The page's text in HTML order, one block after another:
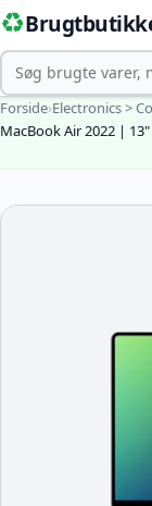
♻️
Søg
Forside›Electronics >
MacBook Air 2022 |